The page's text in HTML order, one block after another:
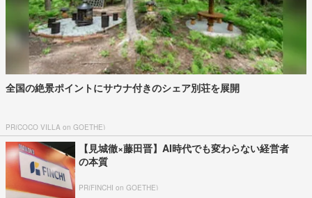
全国の絶景ポイントにサウナ付きのシェア別荘を展開
PR(COCO VILLA on GOETHE)
【見城徹×藤田晋】AI時代でも変わらない経営者
の本質
PR(FINCHI on GOETHE)